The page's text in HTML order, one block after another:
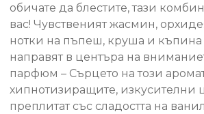
#85
+
подарък
Молив
за
очи
обичате да блестите, тази
вас! Чувственият жасмин,
нотки на пъпеш, круша и
направят в центъра на
парфюм – Сърцето на този
хипнотизиращите, изкусителни
преплитат със сладостта на